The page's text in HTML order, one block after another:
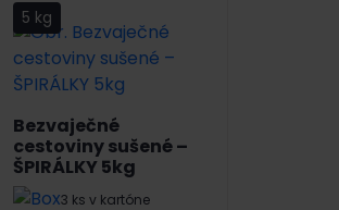
5 kg
Bezvaječné
cestoviny sušené –
ŠPIRÁLKY 5kg
3 ks v kartóne